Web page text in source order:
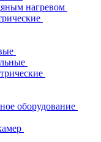
нагревом
оборудование